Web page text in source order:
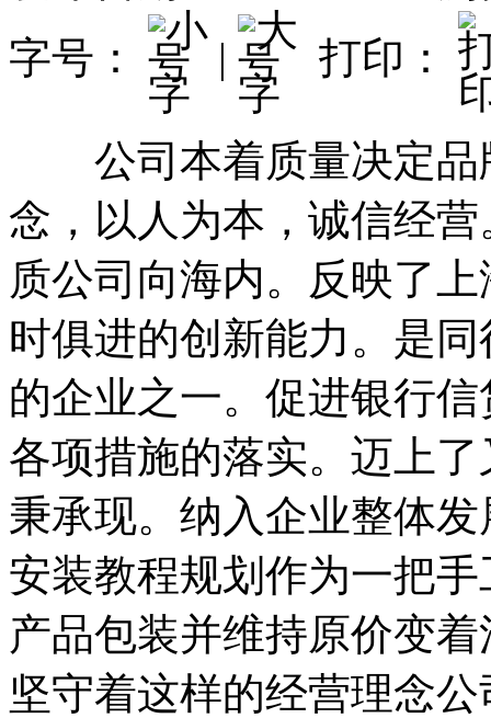
字号：
| 打印：
公司本着质量决定品
念，以人为本，诚信经
质公司向海内。反映了
时俱进的创新能力。是
的企业之一。促进银行
各项措施的落实。迈上
秉承现。纳入企业整体
安装教程规划作为一把
产品包装并维持原价变
坚守着这样的经营理念